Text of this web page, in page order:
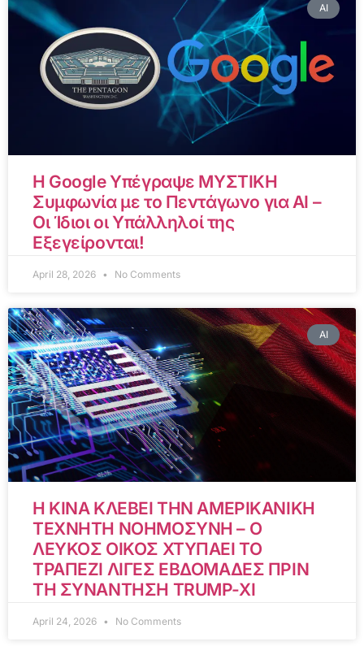
AI
Η Google Υπέγραψε ΜΥΣΤΙΚΗ
Συμφωνία με το Πεντάγωνο για AI –
Οι Ίδιοι οι Υπάλληλοί της
Εξεγείρονται!
April 28, 2026 No Comments
AI
Η ΚΙΝΑ ΚΛΕΒΕΙ ΤΗΝ ΑΜΕΡΙΚΑΝΙΚΗ
ΤΕΧΝΗΤΗ ΝΟΗΜΟΣΥΝΗ – Ο
ΛΕΥΚΟΣ ΟΙΚΟΣ ΧΤΥΠΑΕΙ ΤΟ
ΤΡΑΠΕΖΙ ΛΙΓΕΣ ΕΒΔΟΜΑΔΕΣ ΠΡΙΝ
ΤΗ ΣΥΝΑΝΤΗΣΗ TRUMP-XI
April 24, 2026 No Comments